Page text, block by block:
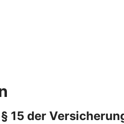
15 der